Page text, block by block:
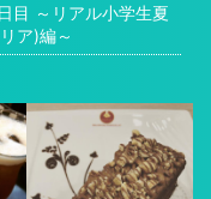
目 ～リアル小学生夏
ア)編～